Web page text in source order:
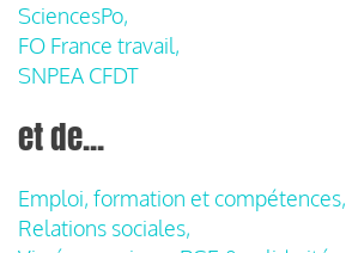
SciencesPo,
FO France travail,
SNPEA CFDT
et de...
Emploi, formation et compétences,
Relations sociales,